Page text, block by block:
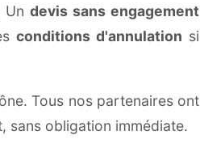
Un devis sans engagement
conditions d'annulation si
Tous nos partenaires ont
sans obligation immédiate.